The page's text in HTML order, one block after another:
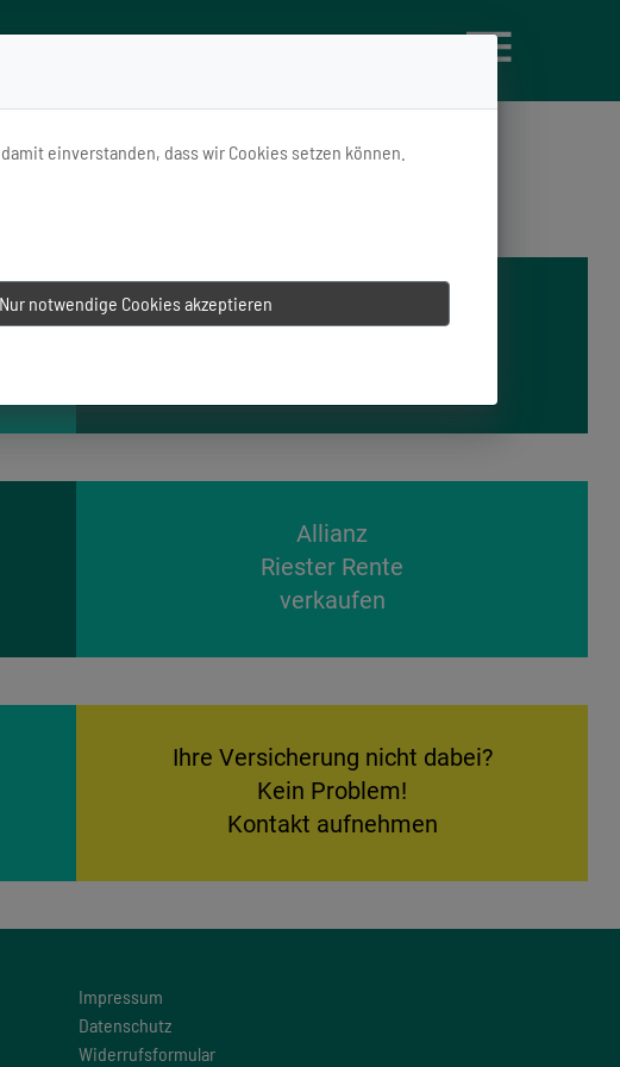
Wiener Städtische
Allianz
Riester Rente
verkaufen
Ihre Versicherung nicht dabei?
Kein Problem!
Kontakt aufnehmen
Impressum
Datenschutz
Widerrufsformular
einverstanden, dass wir Cookies setzen können.
Nur notwendige Cookies akzeptieren